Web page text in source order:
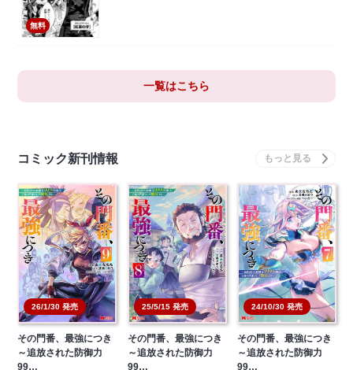
無料
一覧はこちら
コミック新刊情報
26/1/30 発売
その門番、最強につき
～追放された防御力
99…
25/5/15 発売
その門番、最強につき
～追放された防御力
99…
24/10/30 発売
その門番、最強につき
～追放された防御力
99…